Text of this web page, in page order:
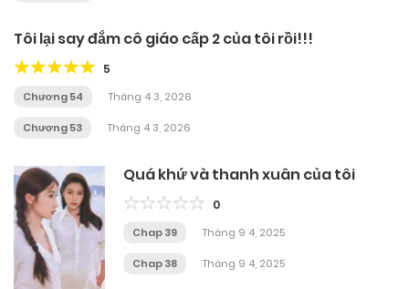
Tôi lại say đắm cô giáo cấp 2 của tôi rồi!!!
5
Chương 54 Tháng 4 3, 2026
Chương 53 Tháng 4 3, 2026
Quá khứ và thanh xuân của tôi
0
Chap 39 Tháng 9 4, 2025
Chap 38 Tháng 9 4, 2025